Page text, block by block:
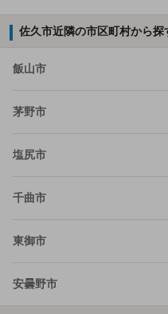
佐久市近隣の市区町村から探
飯山市
茅野市
塩尻市
千曲市
東御市
安曇野市